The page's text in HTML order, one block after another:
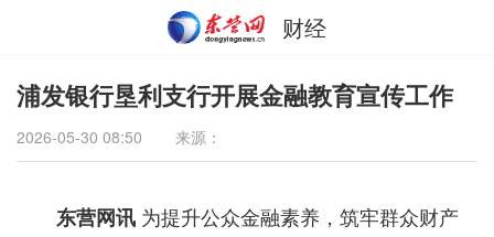
财经
浦发银行垦利支行开展金融教育宣传工作
2026-05-30 08:50 来源：
东营网讯 为提升公众金融素养，筑牢群众财产